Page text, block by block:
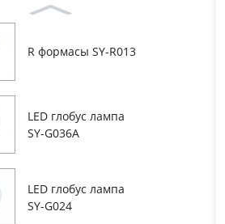
R формасы SY-R013
LED глобус лампа
SY-G036A
LED глобус лампа
SY-G024